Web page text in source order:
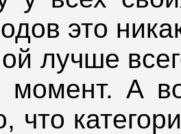
это
лучше
А
что